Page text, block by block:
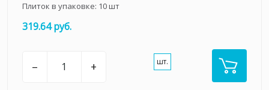
Плиток в упаковке: 10шт
319.64 руб.
– + шт.